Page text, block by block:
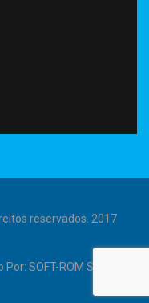
reservados. 2017
Por: SOFT-ROM Sistemas